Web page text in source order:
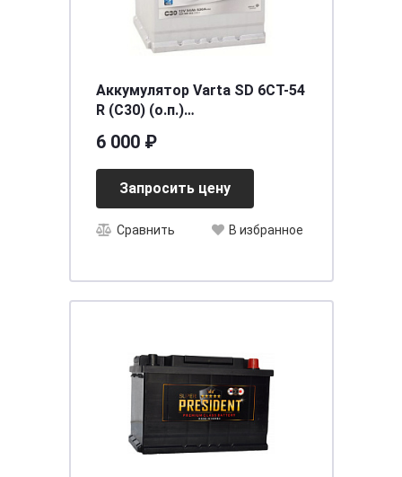
Аккумулятор Varta SD 6CT-54
R (C30) (о.п.)
6 000 ₽
Запросить цену
Сравнить В избранное